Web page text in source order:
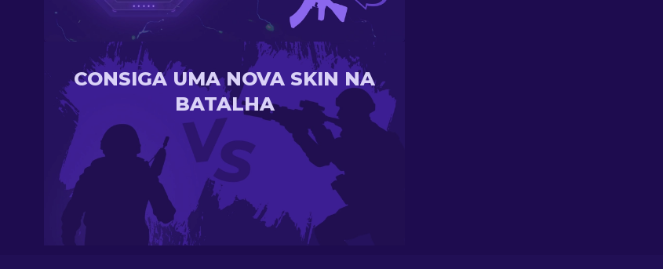
CONSIGA UMA NOVA SKIN NA
BATALHA